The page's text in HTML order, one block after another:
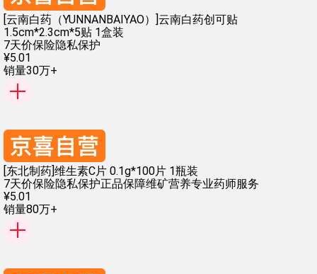
[云南白药（YUNNANBAIYAO）]云南白药创可贴
1.5cm*2.3cm*5贴 1盒装
7天价保险隐私保护
¥5.01
销量30万+
[东北制药]维生素C片 0.1g*100片 1瓶装
7天价保险隐私保护正品保障维矿营养专业药师服务
¥5.01
销量80万+